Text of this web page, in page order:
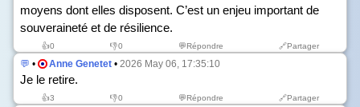
moyens dont elles disposent. C’est un enjeu important de
souveraineté et de résilience.
👍0 👎0 💬Répondre 🔗Partager
💬 • Anne Genetet • 2026 May 06, 17:35:10
Je le retire.
👍3 👎0 💬Répondre 🔗Partager